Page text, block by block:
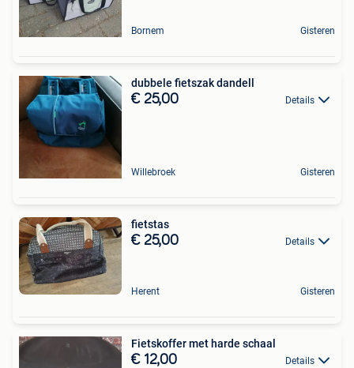
Bornem Gisteren
dubbele fietszak dandell
€ 25,00 Details
Willebroek Gisteren
fietstas
€ 25,00 Details
Herent Gisteren
Fietskoffer met harde schaal
€ 12,00 Details